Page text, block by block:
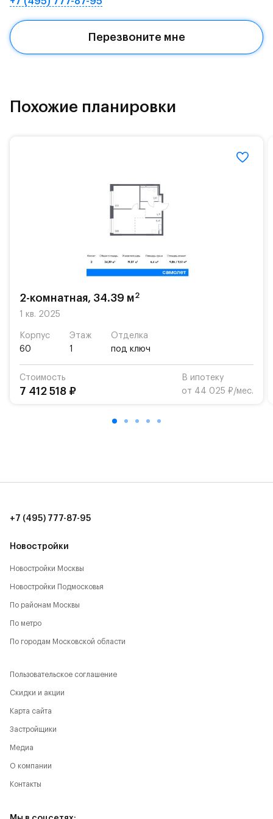
Красногорское и Рублево-Успенское шоссе.
Поблизости расположено новое наземное метро
МЦД «Одинцово».
Территория леса доступна для пеших и
Расположение позволяет вести здоровый образ
жизни и регулярно заниматься спортом, как на
свежем воздухе, так и в спортзале. Для комфортной
жизни есть вся необходимая инфраструктура.
На территории квартала возведут детский сад и
школу. Также для наиболее одарённых детей есть
«Жуковка».
парковки.
Территория квартала приватная, въезд
осуществляется по пропускам.#yan19-2r1509116#
Перезвоните мне
Похожие планировки
2-комнатная, 34.39 м2
1 кв. 2025
Корпус
60
Этаж
1
Отделка
под ключ
Стоимость
7 412 518 ₽
В ипотеку
от 44 025 ₽/мес.
Новостройки
Новостройки Москвы
Новостройки Подмосковья
По районам Москвы
По метро
По городам Московской области
+7 (495) 777-87-95
Пользовательское соглашение
Скидки и акции
Карта сайта
Застройщики
Медиа
О компании
Контакты